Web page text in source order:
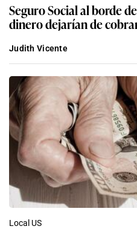
Seguro Social al borde
dinero dejarían de
Judith Vicente
Local US